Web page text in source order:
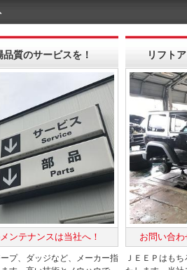
質のサービスを！
ンテナンスは当社へ！
プ、ダッジなど、メーカー指
リフト
お問い合
ＪＥＥＰはも